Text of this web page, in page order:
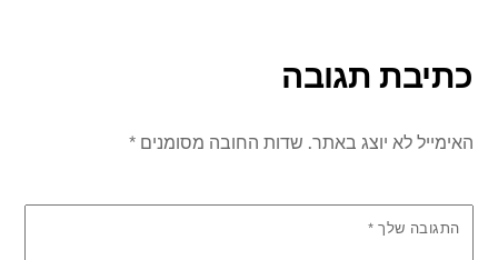
כתיבת תגובה
האימייל לא יוצג באתר. שדות החובה מסומנים*
התגובה שלך *